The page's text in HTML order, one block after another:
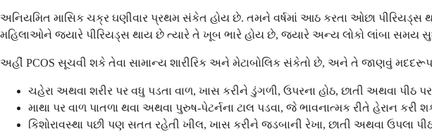
અનિયમિત માસિક ચક્ર ઘણીવાર પ્રથમ સંકેત હોય છે. તમને વર્ષમાં આઠ કરતા ઓછા પીરિયડ્સ
મહિલાઓને જ્યારે પીરિયડ્સ થાય છે ત્યારે તે ખૂબ ભારે હોય છે, જ્યારે અન્ય લોકો લાંબા સમય
અહીં PCOS સૂચવી શકે તેવા સામાન્ય શારીરિક અને મેટાબોલિક સંકેતો છે, અને તે જાણવું મદદરૂપ
ચહેરા અથવા શરીર પર વધુ પડતા વાળ, ખાસ કરીને ડુંગળી, ઉપરના હોઠ, છાતી અથવા
માથા પર વાળ પાતળા થવા અથવા પુરુષ-પેટર્નના ટાલ પડવા, જે ભાવનાત્મક રીતે હેરાન
કિશોરાવસ્થા પછી પણ સતત રહેતી ખીલ, ખાસ કરીને જડબાની રેખા, છાતી અથવા ઉપલા